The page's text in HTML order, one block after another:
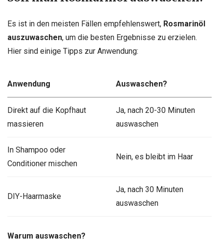
Es ist in den meisten Fällen empfehlenswert, Rosmarinöl
auszuwaschen, um die besten Ergebnisse zu erzielen.
Hier sind einige Tipps zur Anwendung:
Anwendung Auswaschen?
Direkt auf die Kopfhaut
massieren
Ja, nach 20-30 Minuten
auswaschen
In Shampoo oder
Conditioner mischen
Nein, es bleibt im Haar
DIY-Haarmaske
Ja, nach 30 Minuten
auswaschen
Warum auswaschen?